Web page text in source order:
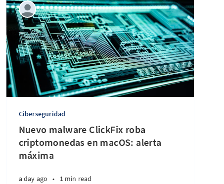
Ciberseguridad
Nuevo malware ClickFix roba
criptomonedas en macOS: alerta
máxima
a day ago • 1 min read